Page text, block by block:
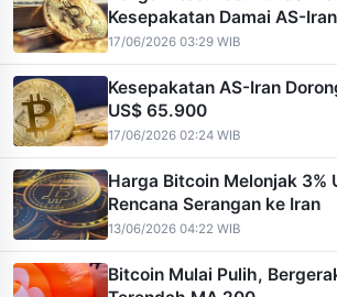
Kesepakatan Damai AS-Iran
17/06/2026 03:29 WIB
Kesepakatan AS-Iran
US$ 65.900
17/06/2026 02:24 WIB
Harga Bitcoin Melonjak 3%
Rencana Serangan ke Iran
13/06/2026 04:22 WIB
Bitcoin Mulai Pulih,